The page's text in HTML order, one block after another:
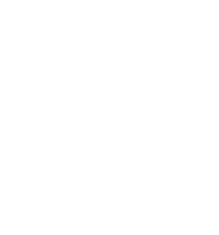
direct la piscina
cu apa sarata)